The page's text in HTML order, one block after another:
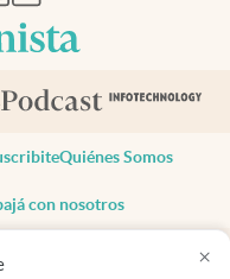
×
Quiénes Somos
con nosotros